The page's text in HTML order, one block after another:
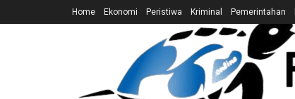
Home Ekonomi Peristiwa Kriminal Pemerintahan